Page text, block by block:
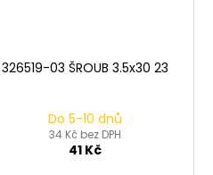
326519-03 ŠROUB 3.5x30 23
Do 5-10 dnů
34 Kč bez DPH
41 Kč